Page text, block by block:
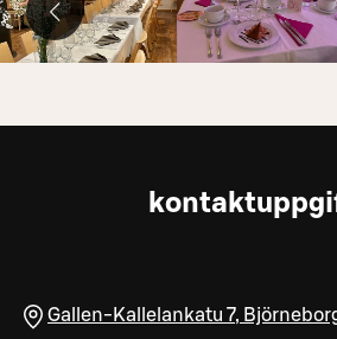
Gallen-Kallelankatu 7,